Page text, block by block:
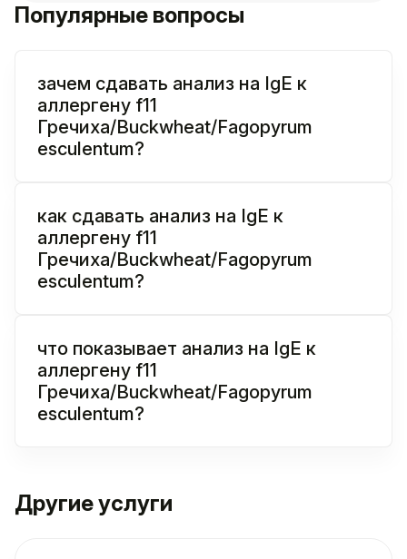
Популярные вопросы
зачем сдавать анализ на IgE к
аллергену f11
Гречиха/Buckwheat/Fagopyrum
esculentum?
как сдавать анализ на IgE к
аллергену f11
Гречиха/Buckwheat/Fagopyrum
esculentum?
что показывает анализ на IgE к
аллергену f11
Гречиха/Buckwheat/Fagopyrum
esculentum?
Другие услуги